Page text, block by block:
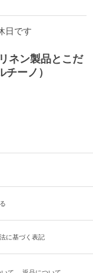
日です
ネン製品とこだ
ーノ）
に基づく表記